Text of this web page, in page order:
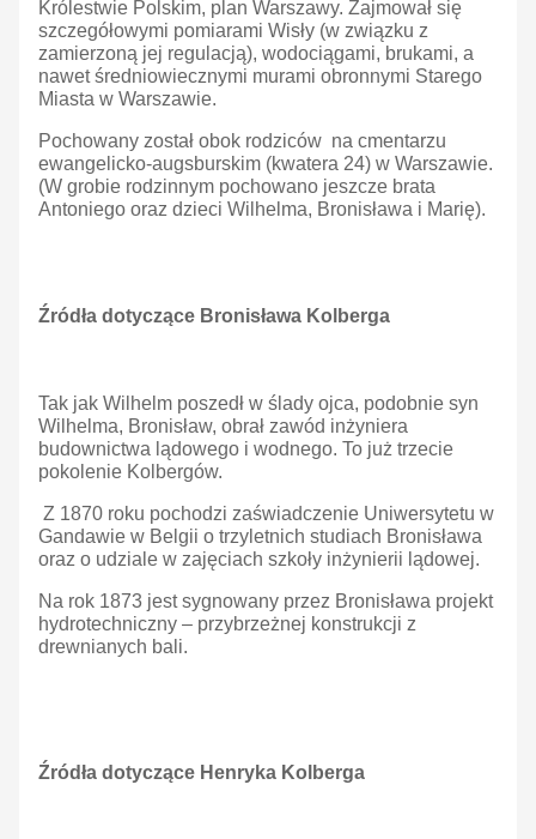
Królestwie Polskim, plan Warszawy. Zajmował się
szczegółowymi pomiarami Wisły (w związku z
zamierzoną jej regulacją), wodociągami, brukami, a
nawet średniowiecznymi murami obronnymi Starego
Miasta w Warszawie.
Pochowany został obok rodziców na cmentarzu
ewangelicko-augsburskim (kwatera 24) w Warszawie.
(W grobie rodzinnym pochowano jeszcze brata
Antoniego oraz dzieci Wilhelma, Bronisława i Marię).
Źródła dotyczące Bronisława Kolberga
Tak jak Wilhelm poszedł w ślady ojca, podobnie syn
Wilhelma, Bronisław, obrał zawód inżyniera
budownictwa lądowego i wodnego. To już trzecie
pokolenie Kolbergów.
Z 1870 roku pochodzi zaświadczenie Uniwersytetu w
Gandawie w Belgii o trzyletnich studiach Bronisława
oraz o udziale w zajęciach szkoły inżynierii lądowej.
Na rok 1873 jest sygnowany przez Bronisława projekt
hydrotechniczny – przybrzeżnej konstrukcji z
drewnianych bali.
Źródła dotyczące Henryka Kolberga